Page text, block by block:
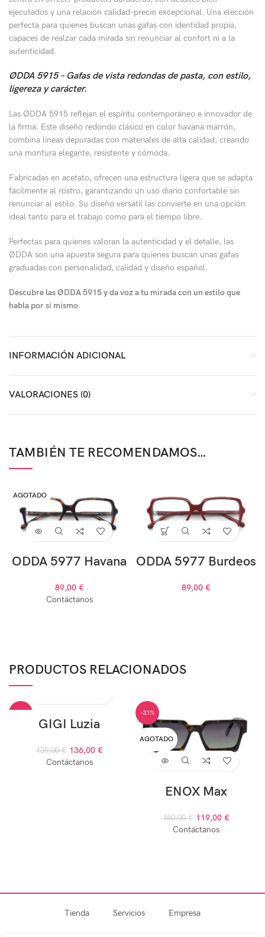
ejecutados y una relación calidad-precio excepcional. Una elección
perfecta para quienes buscan unas gafas con identidad propia,
capaces de realzar cada mirada sin renunciar al confort ni a la
autenticidad.
ØDDA 5915 – Gafas de vista redondas de pasta, con estilo,
ligereza y carácter.
Las ØDDA 5915 reflejan el espíritu contemporáneo e innovador de
la firma. Este diseño redondo clásico en color havana marrón,
combina líneas depuradas con materiales de alta calidad, creando
una montura elegante, resistente y cómoda.
Fabricadas en acetato, ofrecen una estructura ligera que se adapta
fácilmente al rostro, garantizando un uso diario confortable sin
renunciar al estilo. Su diseño versátil las convierte en una opción
ideal tanto para el trabajo como para el tiempo libre.
Perfectas para quienes valoran la autenticidad y el detalle, las
ØDDA son una apuesta segura para quienes buscan unas gafas
graduadas con personalidad, calidad y diseño español.
Descubre las ØDDA 5915 y da voz a tu mirada con un estilo que
habla por sí mismo.
INFORMACIÓN ADICIONAL
VALORACIONES (0)
TAMBIÉN TE RECOMENDAMOS…
AGOTADO
ODDA 5977 Havana
89,00 €
Contáctanos
ODDA 5977 Burdeos
89,00 €
PRODUCTOS RELACIONADOS
GIGI Luzia
139,00€ 136,00 €
Contáctanos
-21%
AGOTADO
ENOX Max
150,00€ 119,00 €
Contáctanos
Tienda Servicios Empresa